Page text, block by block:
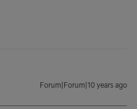
Forum|Forum|10 years ago